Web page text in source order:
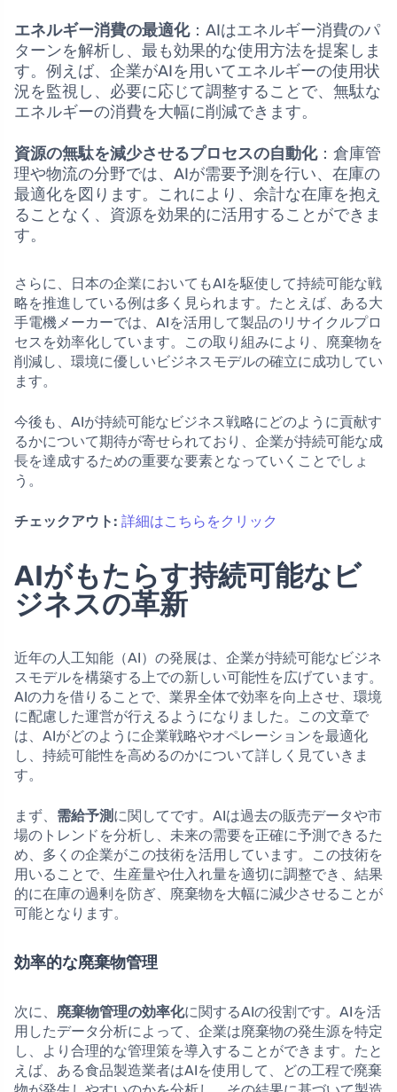
エネルギー消費の最適化：AIはエネルギー消費のパ
ターンを解析し、最も効果的な使用方法を提案しま
す。例えば、企業がAIを用いてエネルギーの使用状
況を監視し、必要に応じて調整することで、無駄な
エネルギーの消費を大幅に削減できます。
資源の無駄を減少させるプロセスの自動化：倉庫管
理や物流の分野では、AIが需要予測を行い、在庫の
最適化を図ります。これにより、余計な在庫を抱え
ることなく、資源を効果的に活用することができま
す。
さらに、日本の企業においてもAIを駆使して持続可能な戦
略を推進している例は多く見られます。たとえば、ある大
手電機メーカーでは、AIを活用して製品のリサイクルプロ
セスを効率化しています。この取り組みにより、廃棄物を
削減し、環境に優しいビジネスモデルの確立に成功してい
ます。
今後も、AIが持続可能なビジネス戦略にどのように貢献す
るかについて期待が寄せられており、企業が持続可能な成
長を達成するための重要な要素となっていくことでしょ
う。
チェックアウト: 詳細はこちらをクリック
AIがもたらす持続可能なビ
ジネスの革新
近年の人工知能（AI）の発展は、企業が持続可能なビジネ
スモデルを構築する上での新しい可能性を広げています。
AIの力を借りることで、業界全体で効率を向上させ、環境
に配慮した運営が行えるようになりました。この文章で
は、AIがどのように企業戦略やオペレーションを最適化
し、持続可能性を高めるのかについて詳しく見ていきま
す。
まず、 需給予測 に関してです。AIは過去の販売データや市
場のトレンドを分析し、未来の需要を正確に予測できるた
め、多くの企業がこの技術を活用しています。この技術を
用いることで、生産量や仕入れ量を適切に調整でき、結果
的に在庫の過剰を防ぎ、廃棄物を大幅に減少させることが
可能となります。
効率的な廃棄物管理
次に、 廃棄物管理の効率化に関するAIの役割です。AIを活
用したデータ分析によって、企業は廃棄物の発生源を特定
し、より合理的な管理策を導入することができます。たと
えば、ある食品製造業者はAIを使用して、どの工程で廃棄